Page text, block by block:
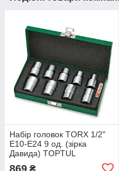
Набір головок TORX 1/2"
E10-E24 9 од. (зірка
Давида) TOPTUL
869 ₴